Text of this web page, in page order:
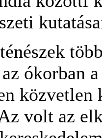
ókorban
közvetlen
volt az